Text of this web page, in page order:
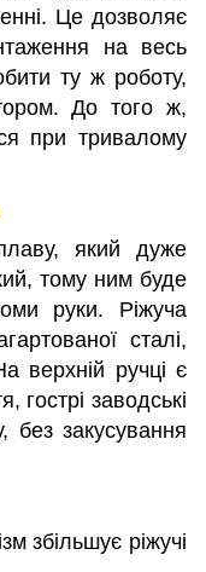
Це дозволяє
на весь
ту ж роботу,
До того ж,
при тривалому
який дуже
тому ним буде
руки. Ріжуча
сталі,
верхній ручці є
гострі заводські
без закусування
збільшує ріжучі